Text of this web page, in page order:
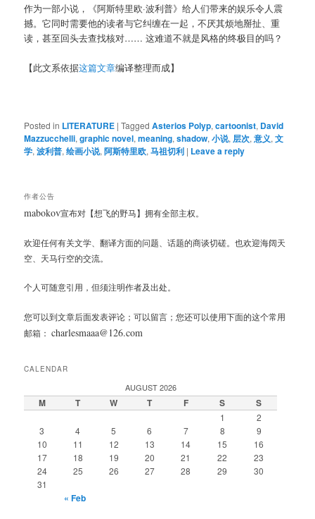
作为一部小说，《阿斯特里欧·波利普》给人们带来的娱乐令人震
撼。它同时需要他的读者与它纠缠在一起，不厌其烦地掰扯、重
读，甚至回头去查找核对…… 这难道不就是风格的终极目的吗？
【此文系依据这篇文章编译整理而成】
Posted in LITERATURE |Tagged Asterios Polyp,cartoonist, David
Mazzucchelli,graphic novel,meaning,shadow,小说, 层次,意义,文
学,波利普,绘画小说,阿斯特里欧,马祖切利 | Leave a reply
作者公告
mabokov宣布对【想飞的野马】拥有全部主权。
欢迎任何有关文学、翻译方面的问题、话题的商谈切磋。也欢迎海阔天
空、天马行空的交流。
个人可随意引用，但须注明作者及出处。
您可以到文章后面发表评论；可以留言；您还可以使用下面的这个常用
邮箱： charlesmaaa@126.com
CALENDAR
AUGUST 2026
M T W T F S S
1
2
3
4 5 6 7 8
9
10
11 12 13 14 15
16
17
18 19 20 21 22
23
24
25 26 27 28 29
30
31
« Feb